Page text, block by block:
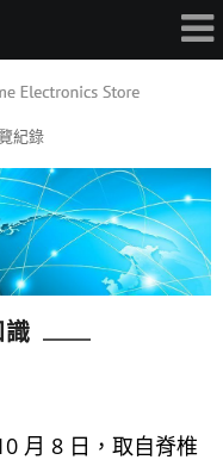
紀錄
識
月 8 日，取自脊椎